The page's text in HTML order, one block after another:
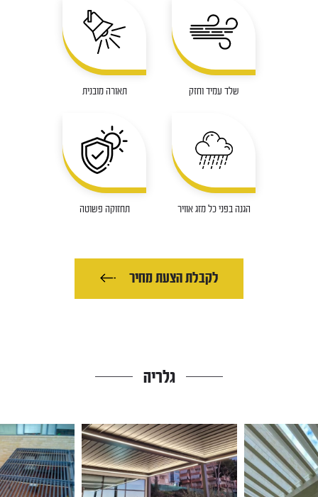
שלד עמיד וחזק תאורה מובנית
הגנה בפני כל מזג אוויר תחזוקה פשוטה
לקבלת הצעת מחיר
גלריה